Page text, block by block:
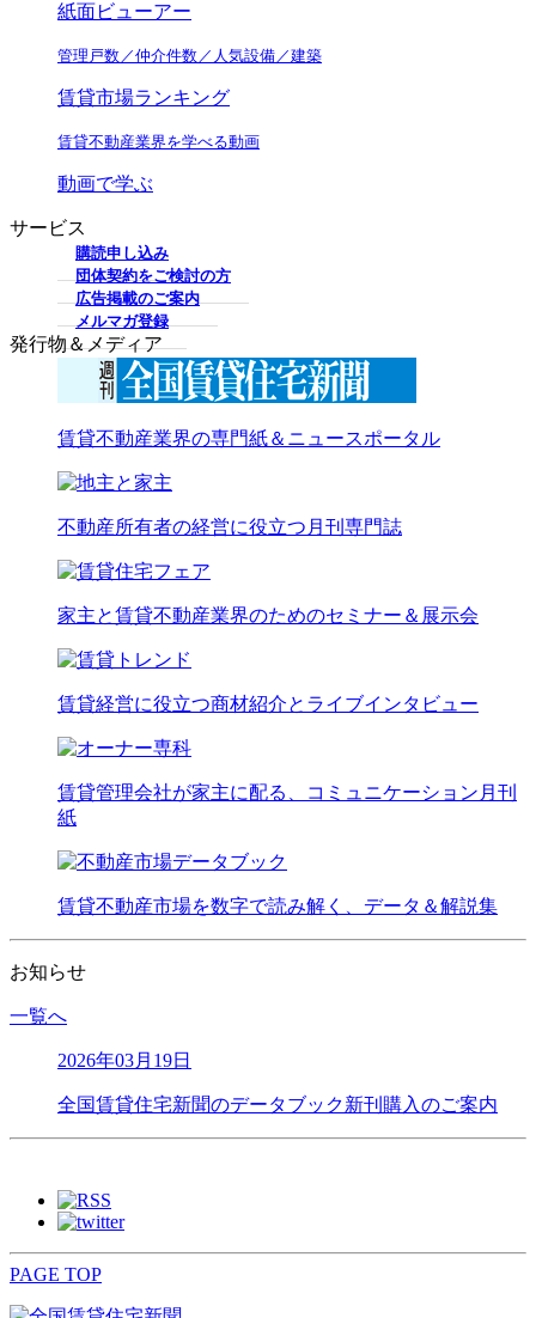
紙面ビューアー
管理戸数／仲介件数／人気設備／建築
賃貸市場ランキング
賃貸不動産業界を学べる動画
動画で学ぶ
サービス
購読申し込み
団体契約をご検討の方
広告掲載のご案内
メルマガ登録
発行物＆メディア
賃貸不動産業界の専門紙＆ニュースポータル
不動産所有者の経営に役立つ月刊専門誌
家主と賃貸不動産業界のためのセミナー＆展示会
賃貸経営に役立つ商材紹介とライブインタビュー
賃貸管理会社が家主に配る、コミュニケーション月刊
紙
賃貸不動産市場を数字で読み解く、データ＆解説集
お知らせ
一覧へ
2026年03月19日
全国賃貸住宅新聞のデータブック新刊購入のご案内
PAGE TOP